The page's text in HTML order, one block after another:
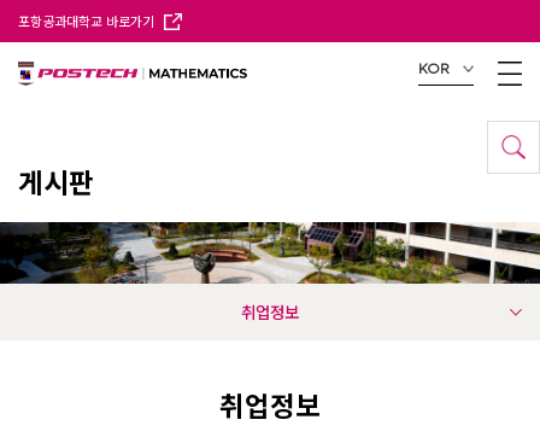
포항공과대학교 바로가기
KOR
게시판
취업정보
취업정보